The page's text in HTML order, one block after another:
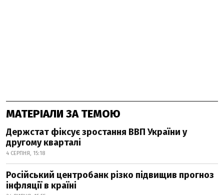
МАТЕРІАЛИ ЗА ТЕМОЮ
Держстат фіксує зростання ВВП України у
другому кварталі
4 СЕРПНЯ, 15:18
Російський центробанк різко підвищив прогноз
інфляції в країні